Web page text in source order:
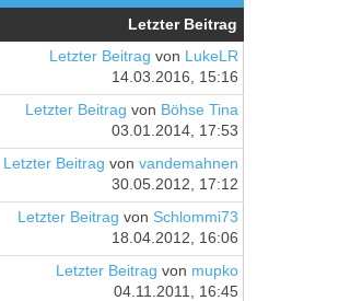
Letzter Beitrag
Letzter Beitrag von LukeLR
14.03.2016, 15:16
Letzter Beitrag von Böhse Tina
03.01.2014, 17:53
Letzter Beitrag von vandemahnen
30.05.2012, 17:12
Letzter Beitrag von Schlommi73
18.04.2012, 16:06
Letzter Beitrag von mupko
04.11.2011, 16:45